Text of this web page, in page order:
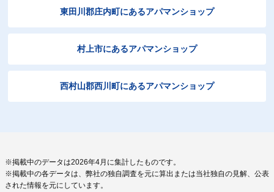
東田川郡庄内町にあるアパマンショップ
村上市にあるアパマンショップ
西村山郡西川町にあるアパマンショップ
※掲載中のデータは2026年4月に集計したものです。
※掲載中の各データは、弊社の独自調査を元に算出または当社独自の見解、公表
された情報を元にしています。